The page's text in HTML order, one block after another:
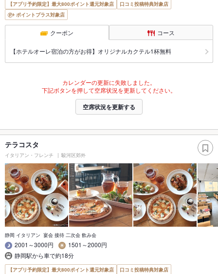
【アプリ予約限定】最大800ポイント還元対象店
口コミ投稿特典対象店
ポイントプラス対象店
クーポン コース
【ホテルオーレ宿泊の方がお得】オリジナルカクテル1杯無料
カレンダーの更新に失敗しました。
下記ボタンを押して空席状況を更新してください。
空席状況を更新する
テラコスタ
イタリアン・フレンチ 駿河区郊外
静岡 イタリアン 宴会 接待 二次会 飲み会
2001～3000円
1501～2000円
静岡駅から車で約18分
【アプリ予約限定】最大800ポイント還元対象店 口コミ投稿特典対象店